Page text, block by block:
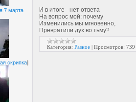
7 марта
скрипка]
И в итоге - нет ответа
На вопрос мой: почему
Изменились мы мгновенно,
Превратили дух во тьму?
Категория: Разное | Просмотров: 739